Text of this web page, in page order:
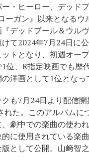
・ヒーロー、デッド
ーガン』以来となるウ
デッドプール＆ウル
て2024年7月24日に
トとなり、初週オー
位、R指定映画でも歴
洋画として1位となっ
も7月24日より配信
れた。このアルバムに
、劇中での楽曲の使わ
に使用されている楽
版として公開。山﨑智